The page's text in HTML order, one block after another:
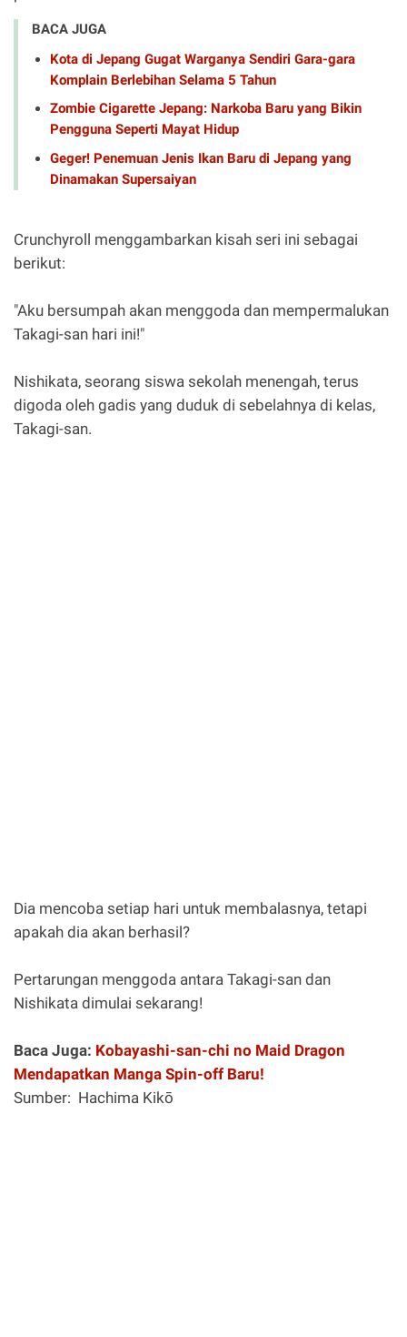
BACA JUGA
Kota di Jepang Gugat Warganya Sendiri Gara-gara
Komplain Berlebihan Selama 5 Tahun
Zombie Cigarette Jepang: Narkoba Baru yang Bikin
Pengguna Seperti Mayat Hidup
Geger! Penemuan Jenis Ikan Baru di Jepang yang
Dinamakan Supersaiyan
Crunchyroll menggambarkan kisah seri ini sebagai
berikut:
"Aku bersumpah akan menggoda dan mempermalukan
Takagi-san hari ini!"
Nishikata, seorang siswa sekolah menengah, terus
digoda oleh gadis yang duduk di sebelahnya di kelas,
Takagi-san.
Dia mencoba setiap hari untuk membalasnya, tetapi
apakah dia akan berhasil?
Pertarungan menggoda antara Takagi-san dan
Nishikata dimulai sekarang!
Baca Juga: Kobayashi-san-chi no Maid Dragon
Mendapatkan Manga Spin-off Baru!
Sumber: Hachima Kikō